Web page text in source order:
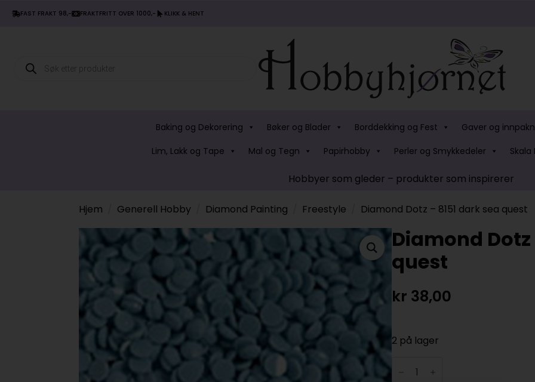
FAST FRAKT 98,- FRAKTFRITT OVER 1000,- KLIKK & HENT
Products
search
Baking og Dekorering Bøker og Blader Borddekking og Fest Gaver og
Lim, Lakk og Tape
Mal og Tegn Papirhobby Perler og Smykkedeler Skala
Hobbyer som gleder – produkter som inspirerer
Hjem Generell Hobby Diamond Painting Freestyle Diamond Dotz – 8151 dark sea quest
Diamond Dotz
quest
kr 38,00
2 på lager
Dotz